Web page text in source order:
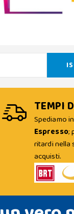
TEMPI
Spediamo
Espresso;
ritardi nella
acquisti.